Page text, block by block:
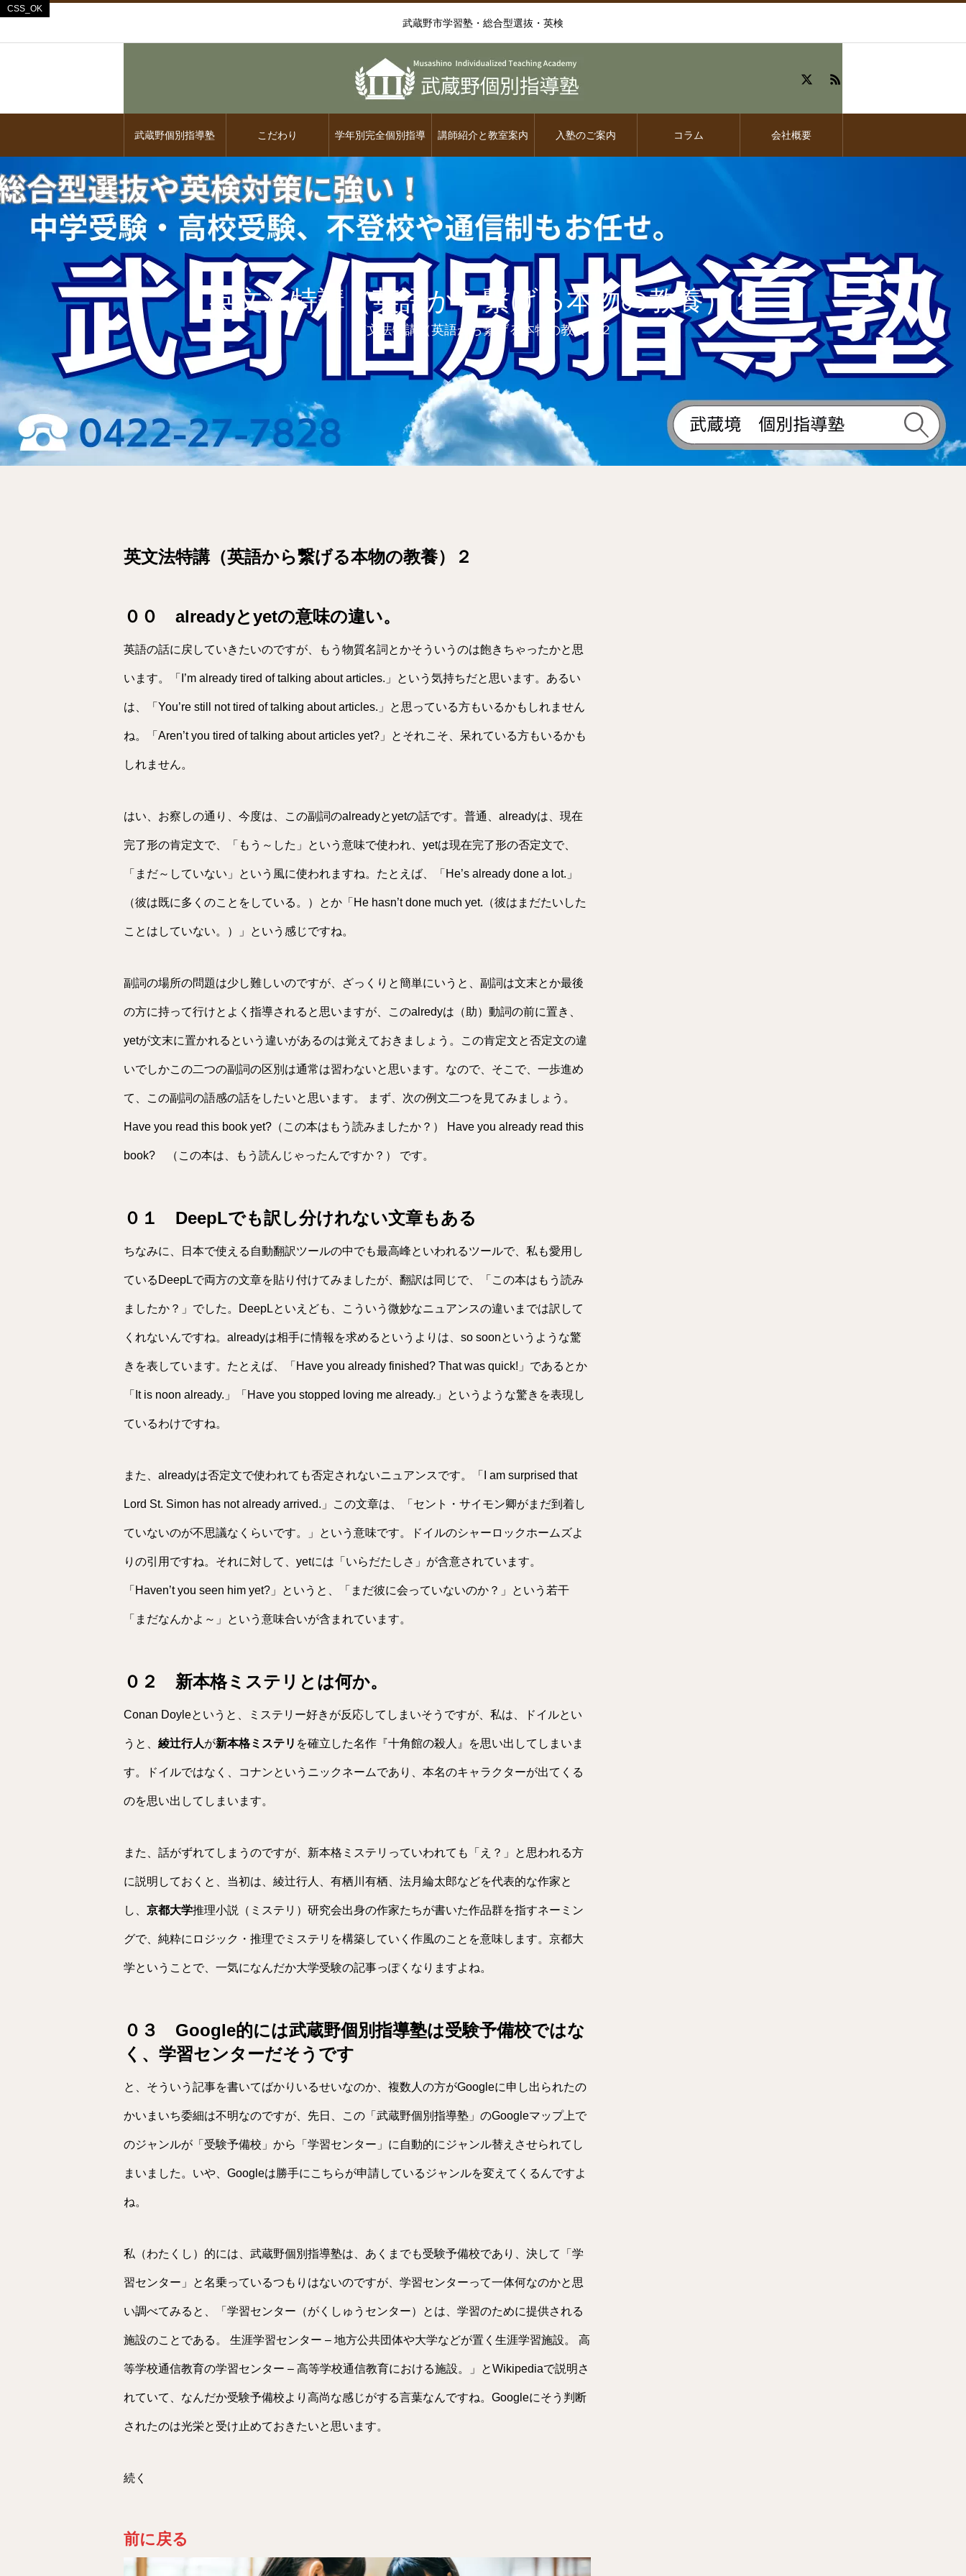
武蔵野市学習塾・総合型選抜・英検
武蔵野個別指導塾 こだわり 学年別完全個別指導 講師紹介と教室案内 入塾のご案内 コラム 会社概要
英文法特講（英語から繋げる本物の教養）２
英文法特講（英語から繋げる本物の教養）２
英文法特講（英語から繋げる本物の教養）２
００ alreadyとyetの意味の違い。
英語の話に戻していきたいのですが、もう物質名詞とかそういうのは飽きちゃったかと思
います。「I’m already tired of talking about articles.」という気持ちだと思います。あるい
は、「You’re still not tired of talking about articles.」と思っている方もいるかもしれません
ね。「Aren’t you tired of talking about articles yet?」とそれこそ、呆れている方もいるかも
しれません。
はい、お察しの通り、今度は、この副詞のalreadyとyetの話です。普通、alreadyは、現在
完了形の肯定文で、「もう～した」という意味で使われ、yetは現在完了形の否定文で、
「まだ～していない」という風に使われますね。たとえば、「He’s already done a lot.」
（彼は既に多くのことをしている。）とか「He hasn’t done much yet.（彼はまだたいした
ことはしていない。）」という感じですね。
副詞の場所の問題は少し難しいのですが、ざっくりと簡単にいうと、副詞は文末とか最後
の方に持って行けとよく指導されると思いますが、このalredyは（助）動詞の前に置き、
yetが文末に置かれるという違いがあるのは覚えておきましょう。この肯定文と否定文の違
いでしかこの二つの副詞の区別は通常は習わないと思います。なので、そこで、一歩進め
て、この副詞の語感の話をしたいと思います。 まず、次の例文二つを見てみましょう。
Have you read this book yet?（この本はもう読みましたか？） Have you already read this
book? （この本は、もう読んじゃったんですか？） です。
０１ DeepLでも訳し分けれない文章もある
ちなみに、日本で使える自動翻訳ツールの中でも最高峰といわれるツールで、私も愛用し
ているDeepLで両方の文章を貼り付けてみましたが、翻訳は同じで、「この本はもう読み
ましたか？」でした。DeepLといえども、こういう微妙なニュアンスの違いまでは訳して
くれないんですね。alreadyは相手に情報を求めるというよりは、so soonというような驚
きを表しています。たとえば、「Have you already finished? That was quick!」であるとか
「It is noon already.」「Have you stopped loving me already.」というような驚きを表現し
ているわけですね。
また、alreadyは否定文で使われても否定されないニュアンスです。「I am surprised that
Lord St. Simon has not already arrived.」この文章は、「セント・サイモン卿がまだ到着し
ていないのが不思議なくらいです。」という意味です。ドイルのシャーロックホームズよ
りの引用ですね。それに対して、yetには「いらだたしさ」が含意されています。
「Haven’t you seen him yet?」というと、「まだ彼に会っていないのか？」という若干
「まだなんかよ～」という意味合いが含まれています。
０２ 新本格ミステリとは何か。
Conan Doyleというと、ミステリー好きが反応してしまいそうですが、私は、ドイルとい
うと、 綾辻行人が新本格ミステリ を確立した名作『十角館の殺人』を思い出してしまいま
す。ドイルではなく、コナンというニックネームであり、本名のキャラクターが出てくる
のを思い出してしまいます。
また、話がずれてしまうのですが、新本格ミステリっていわれても「え？」と思われる方
に説明しておくと、当初は、綾辻行人、有栖川有栖、法月綸太郎などを代表的な作家と
し、 京都大学推理小説（ミステリ）研究会出身の作家たちが書いた作品群を指すネーミン
グで、純粋にロジック・推理でミステリを構築していく作風のことを意味します。京都大
学ということで、一気になんだか大学受験の記事っぽくなりますよね。
０３ Google的には武蔵野個別指導塾は受験予備校ではな
く、学習センターだそうです
と、そういう記事を書いてばかりいるせいなのか、複数人の方がGoogleに申し出られたの
かいまいち委細は不明なのですが、先日、この「武蔵野個別指導塾」のGoogleマップ上で
のジャンルが「受験予備校」から「学習センター」に自動的にジャンル替えさせられてし
まいました。いや、Googleは勝手にこちらが申請しているジャンルを変えてくるんですよ
ね。
私（わたくし）的には、武蔵野個別指導塾は、あくまでも受験予備校であり、決して「学
習センター」と名乗っているつもりはないのですが、学習センターって一体何なのかと思
い調べてみると、「学習センター（がくしゅうセンター）とは、学習のために提供される
施設のことである。 生涯学習センター – 地方公共団体や大学などが置く生涯学習施設。 高
等学校通信教育の学習センター – 高等学校通信教育における施設。」とWikipediaで説明さ
れていて、なんだか受験予備校より高尚な感じがする言葉なんですね。Googleにそう判断
されたのは光栄と受け止めておきたいと思います。
続く
前に戻る